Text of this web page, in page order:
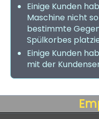
Einige Kunden
Maschine nicht
bestimmte
Spülkorbes
Einige Kunden
mit der